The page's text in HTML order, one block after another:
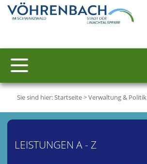
Sie sind hier:Startseite>Verwaltung & Politik
LEISTUNGEN A - Z